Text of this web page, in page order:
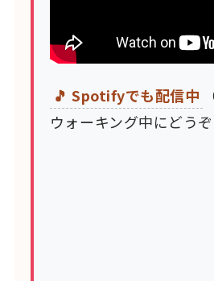
🎵 Spotifyでも配信中
ウォーキング中にどうぞ